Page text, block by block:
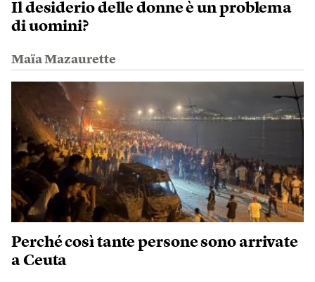
Il desiderio delle donne è un problema
di uomini?
Maïa Mazaurette
Perché così tante persone sono arrivate
a Ceuta